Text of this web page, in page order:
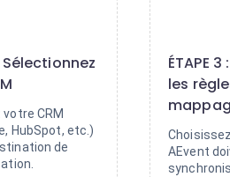
Sélectionnez
CRM
HubSpot, etc.)
de
ÉTAPE
les
AEvent